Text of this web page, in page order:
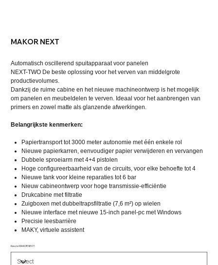
MAKOR NEXT
Automatisch oscillerend spuitapparaat voor panelen
NEXT-TWO De beste oplossing voor het verven van middelgrote
productievolumes.
Dankzij de ruime cabine en het nieuwe machineontwerp is het mogelijk
om panelen en meubeldelen te verven. Ideaal voor het aanbrengen van
primers en zowel matte als glanzende afwerkingen.
Belangrijkste kenmerken:
Papiertransport tot 3000 meter autonomie met één enkele rol
Nieuwe papierkarren, eenvoudiger papier verwijderen en vervangen
Dubbele sproeiarm met 4+4 pistolen
Hoge configureerbaarheid van de circuits, voor elke behoefte tot 4
Nieuwe tank voor kleine reparaties tot 6 bar
Nieuw cabineontwerp voor hoge transmissie-efficiëntie
Drukcabine met filtratie
Zuigboxen met dubbeltrapsfiltratie (7,6 m²) op wielen
Nieuwe interface met nieuwe 15-inch panel-pc met Windows
Precisie leesbarrière
MAKY, virtuele assistent
Keuze MAKOR NEXT: